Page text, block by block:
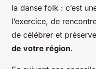
la danse folk : c’est
l’exercice, de
de célébrer et
de votre région.